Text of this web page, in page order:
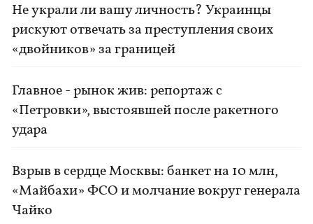
Не украли ли вашу личность? Украинцы
рискуют отвечать за преступления своих
«двойников» за границей
Главное - рынок жив: репортаж с
«Петровки», выстоявшей после ракетного
удара
Взрыв в сердце Москвы: банкет на 10 млн,
«Майбахи» ФСО и молчание вокруг генерала
Чайко